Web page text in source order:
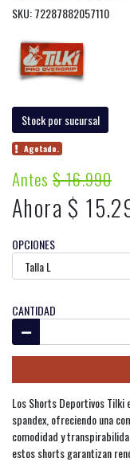
SKU: 72287882057110
Stock por sucursal
Agotado.
Antes$ 16.990
Ahora $
OPCIONES
CANTIDAD
Los Shorts Deportivos Tilki
spandex, ofreciendo una
comodidad y
estos shorts garantizan